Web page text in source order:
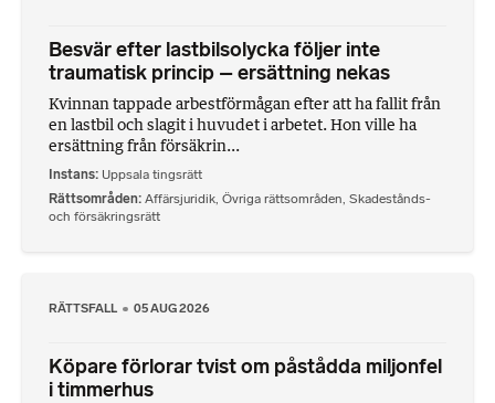
Besvär efter lastbilsolycka följer inte
traumatisk princip – ersättning nekas
Kvinnan tappade arbestförmågan efter att ha fallit från
en lastbil och slagit i huvudet i arbetet. Hon ville ha
ersättning från försäkrin...
Instans Uppsala tingsrätt
Rättsområden Affärsjuridik, Övriga rättsområden, Skadestånds-
och försäkringsrätt
RÄTTSFALL 05 AUG 2026
Köpare förlorar tvist om påstådda miljonfel
i timmerhus